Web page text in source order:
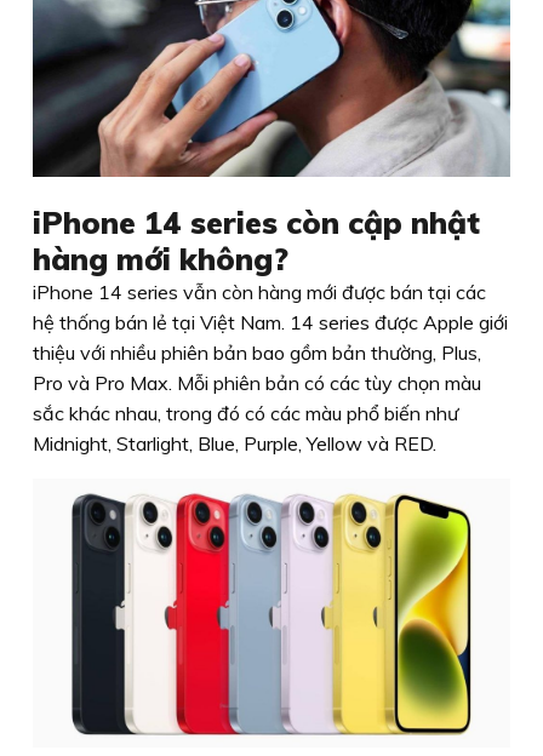
iPhone 14 series còn cập nhật
hàng mới không?
iPhone 14 series vẫn còn hàng mới được bán tại các
hệ thống bán lẻ tại Việt Nam. 14 series được Apple giới
thiệu với nhiều phiên bản bao gồm bản thường, Plus,
Pro và Pro Max. Mỗi phiên bản có các tùy chọn màu
sắc khác nhau, trong đó có các màu phổ biến như
Midnight, Starlight, Blue, Purple, Yellow và RED.